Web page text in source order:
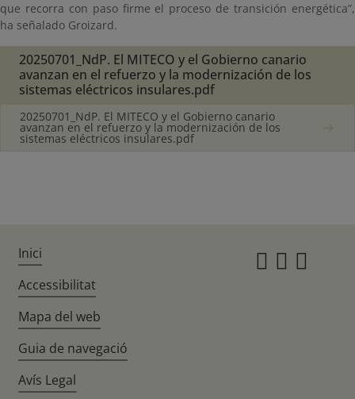
que recorra con paso firme el proceso de transición energética”,
ha señalado Groizard.
20250701_NdP. El MITECO y el Gobierno canario
avanzan en el refuerzo y la modernización de los
sistemas eléctricos insulares.pdf
20250701_NdP. El MITECO y el Gobierno canario
avanzan en el refuerzo y la modernización de los
sistemas eléctricos insulares.pdf
Inici
Accessibilitat
Mapa del web
Guia de navegació
Avís Legal